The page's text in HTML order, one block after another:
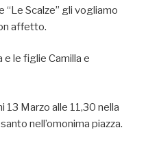
“Le Scalze” gli vogliamo
affetto.
le figlie Camilla e
13 Marzo alle 11,30 nella
nell’omonima piazza.